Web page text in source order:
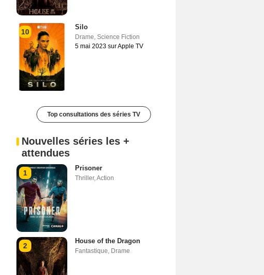
10
Silo
Drame, Science Fiction
5 mai 2023 sur Apple TV
Top consultations des séries TV
Nouvelles séries les +
attendues
1
Prisoner
Thriller,Action
2
House of the Dragon
Fantastique, Drame